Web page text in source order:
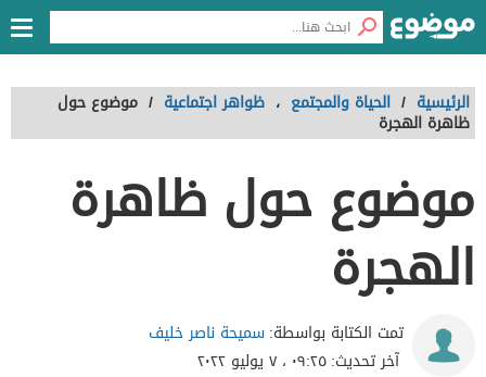
الرئيسية / الحياة والمجتمع ، ظواهر اجتماعية / موضوع حول
ظاهرة الهجرة
موضوع حول ظاهرة
الهجرة
تمت الكتابة بواسطة:سميحة ناصر خليف
آخر تحديث:٠٩:٢٥ ، ٧ يوليو ٢٠٢٢